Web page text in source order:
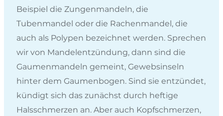
Beispiel die Zungenmandeln, die
Tubenmandel oder die Rachenmandel, die
auch als Polypen bezeichnet werden. Sprechen
wir von Mandelentzündung, dann sind die
Gaumenmandeln gemeint, Gewebsinseln
hinter dem Gaumenbogen. Sind sie entzündet,
kündigt sich das zunächst durch heftige
Halsschmerzen an. Aber auch Kopfschmerzen,